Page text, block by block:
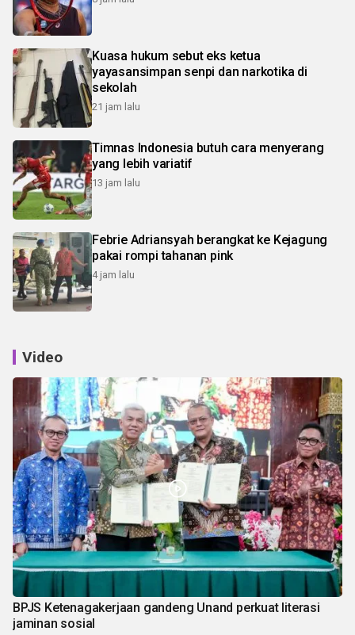
Kuasa hukum sebut eks ketua
yayasansimpan senpi dan narkotika di
sekolah
21 jam lalu
Timnas Indonesia butuh cara menyerang
yang lebih variatif
13 jam lalu
Febrie Adriansyah berangkat ke Kejagung
pakai rompi tahanan pink
4 jam lalu
Video
BPJS Ketenagakerjaan gandeng Unand perkuat literasi
jaminan sosial